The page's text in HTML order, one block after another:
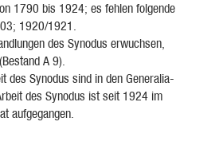
1790 bis 1924; es fehlen folgende
1920/1921.
des Synodus erwuchsen,
A 9).
des Synodus sind in den Generalia-
des Synodus ist seit 1924 im
aufgegangen.